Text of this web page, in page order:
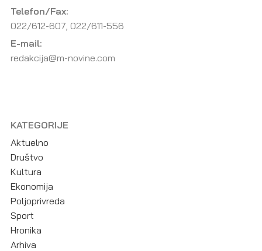
Telefon/Fax:
022/612-607, 022/611-556
E-mail:
redakcija@m-novine.com
KATEGORIJE
Aktuelno
Društvo
Kultura
Ekonomija
Poljoprivreda
Sport
Hronika
Arhiva